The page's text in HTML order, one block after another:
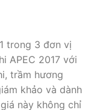
thành khác.
sản xuất của
trong 3 đơn vị